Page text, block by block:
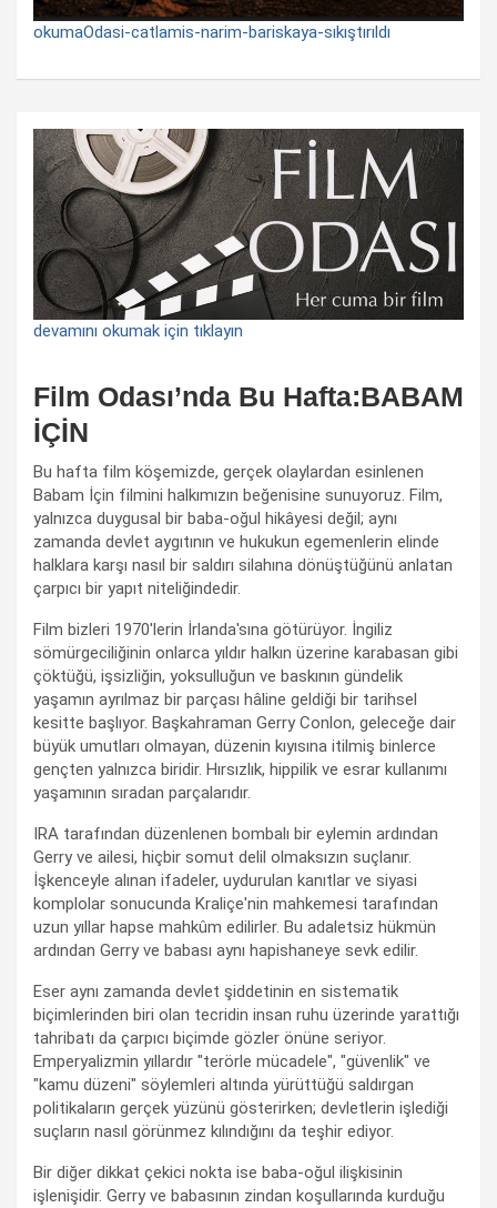
okumaOdasi-catlamis-narim-bariskaya-sıkıştırıldı
devamını okumak için tıklayın
Film Odası’nda Bu Hafta:BABAM
İÇİN
Bu hafta film köşemizde, gerçek olaylardan esinlenen
Babam İçin filmini halkımızın beğenisine sunuyoruz. Film,
yalnızca duygusal bir baba-oğul hikâyesi değil; aynı
zamanda devlet aygıtının ve hukukun egemenlerin elinde
halklara karşı nasıl bir saldırı silahına dönüştüğünü anlatan
çarpıcı bir yapıt niteliğindedir.
Film bizleri 1970'lerin İrlanda'sına götürüyor. İngiliz
sömürgeciliğinin onlarca yıldır halkın üzerine karabasan gibi
çöktüğü, işsizliğin, yoksulluğun ve baskının gündelik
yaşamın ayrılmaz bir parçası hâline geldiği bir tarihsel
kesitte başlıyor. Başkahraman Gerry Conlon, geleceğe dair
büyük umutları olmayan, düzenin kıyısına itilmiş binlerce
gençten yalnızca biridir. Hırsızlık, hippilik ve esrar kullanımı
yaşamının sıradan parçalarıdır.
IRA tarafından düzenlenen bombalı bir eylemin ardından
Gerry ve ailesi, hiçbir somut delil olmaksızın suçlanır.
İşkenceyle alınan ifadeler, uydurulan kanıtlar ve siyasi
komplolar sonucunda Kraliçe'nin mahkemesi tarafından
uzun yıllar hapse mahkûm edilirler. Bu adaletsiz hükmün
ardından Gerry ve babası aynı hapishaneye sevk edilir.
Eser aynı zamanda devlet şiddetinin en sistematik
biçimlerinden biri olan tecridin insan ruhu üzerinde yarattığı
tahribatı da çarpıcı biçimde gözler önüne seriyor.
Emperyalizmin yıllardır "terörle mücadele", "güvenlik" ve
"kamu düzeni" söylemleri altında yürüttüğü saldırgan
politikaların gerçek yüzünü gösterirken; devletlerin işlediği
suçların nasıl görünmez kılındığını da teşhir ediyor.
Bir diğer dikkat çekici nokta ise baba-oğul ilişkisinin
işlenişidir. Gerry ve babasının zindan koşullarında kurduğu